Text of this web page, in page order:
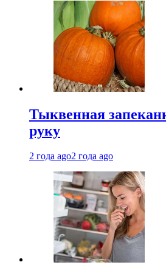
Тыквенная
руку
2 года ago2 года ago